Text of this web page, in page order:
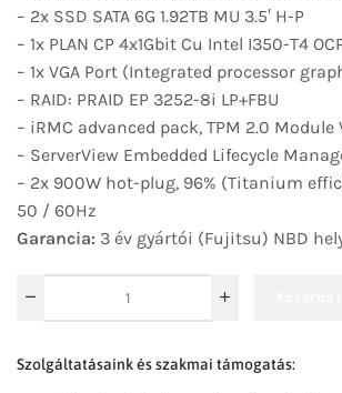
– 2x SSD SATA 6G 1.92TB MU 3.5′ H-P
– 1x PLAN CP 4x1Gbit Cu Intel I350-T4
– 1x VGA Port (Integrated processor
– RAID: PRAID EP 3252-8i LP+FBU
– iRMC advanced pack, TPM 2.0 Module
– ServerView Embedded Lifecycle
– 2x 900W hot-plug, 96% (Titanium
50 / 60Hz
Garancia: 3 év gyártói (Fujitsu) NBD
Szolgáltatásaink és szakmai támogatás: